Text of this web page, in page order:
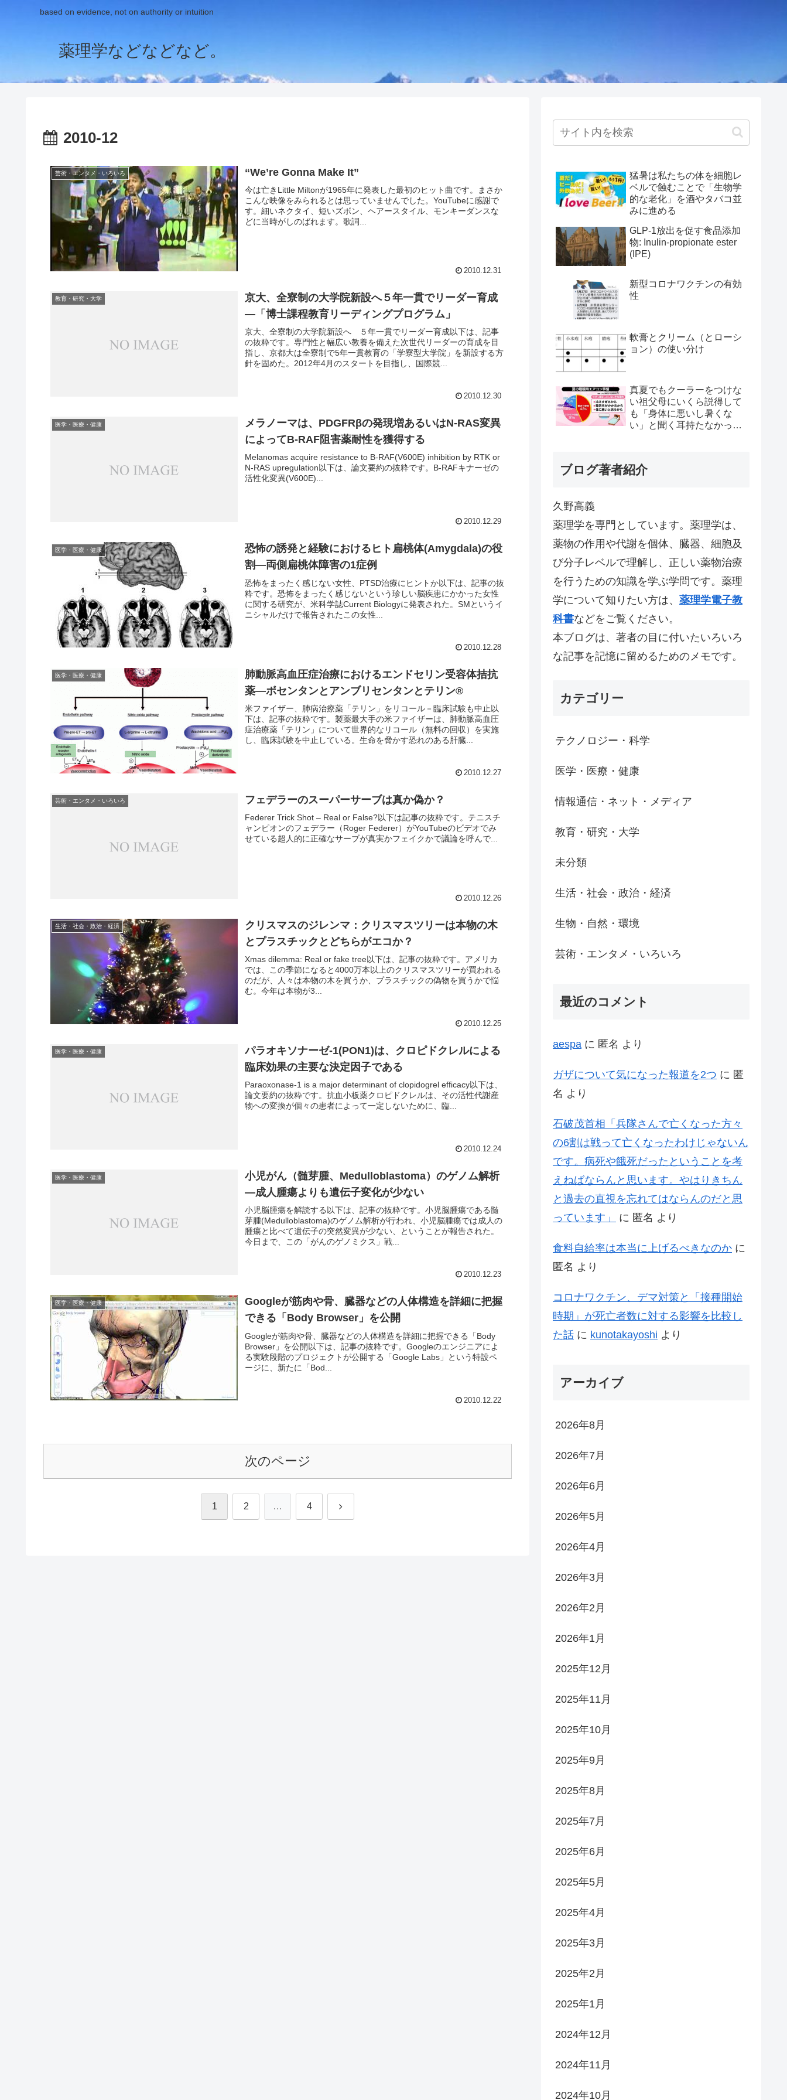
based on evidence, not on authority or intuition
薬理学などなどなど。
2010-12
芸術・エンタメ・いろいろ “We’re Gonna Make It”
今は亡きLittle Miltonが1965年に発表した最初のヒット曲です。まさか
こんな映像をみられるとは思っていませんでした。YouTubeに感謝で
す。細いネクタイ、短いズボン、ヘアースタイル、モンキーダンスな
どに当時がしのばれます。歌詞...
2010.12.31
教育・研究・大学
京大、全寮制の大学院新設へ５年一貫でリーダー育成
―「博士課程教育リーディングプログラム」
京大、全寮制の大学院新設へ ５年一貫でリーダー育成以下は、記事
の抜粋です。専門性と幅広い教養を備えた次世代リーダーの育成を目
指し、京都大は全寮制で5年一貫教育の「学寮型大学院」を新設する方
針を固めた。2012年4月のスタートを目指し、国際競...
2010.12.30
医学・医療・健康
メラノーマは、PDGFRβの発現増あるいはN-RAS変異
によってB-RAF阻害薬耐性を獲得する
Melanomas acquire resistance to B-RAF(V600E) inhibition by RTK or
N-RAS upregulation以下は、論文要約の抜粋です。B-RAFキナーゼの
活性化変異(V600E)...
2010.12.29
医学・医療・健康
恐怖の誘発と経験におけるヒト扁桃体(Amygdala)の役
割―両側扁桃体障害の1症例
恐怖をまったく感じない女性、PTSD治療にヒントか以下は、記事の抜
粋です。恐怖をまったく感じないという珍しい脳疾患にかかった女性
に関する研究が、米科学誌Current Biologyに発表された。SMというイ
ニシャルだけで報告されたこの女性...
2010.12.28
医学・医療・健康
肺動脈高血圧症治療におけるエンドセリン受容体拮抗
薬―ボセンタンとアンブリセンタンとテリン®
米ファイザー、肺病治療薬「テリン」をリコール－臨床試験も中止以
下は、記事の抜粋です。製薬最大手の米ファイザーは、肺動脈高血圧
症治療薬「テリン」について世界的なリコール（無料の回収）を実施
し、臨床試験を中止している。生命を脅かす恐れのある肝臓...
2010.12.27
芸術・エンタメ・いろいろ フェデラーのスーパーサーブは真か偽か？
Federer Trick Shot – Real or False?以下は記事の抜粋です。テニスチ
ャンピオンのフェデラー（Roger Federer）がYouTubeのビデオでみ
せている超人的に正確なサーブが真実かフェイクかで議論を呼んで...
2010.12.26
生活・社会・政治・経済
クリスマスのジレンマ：クリスマスツリーは本物の木
とプラスチックとどちらがエコか？
Xmas dilemma: Real or fake tree以下は、記事の抜粋です。アメリカ
では、この季節になると4000万本以上のクリスマスツリーが買われる
のだが、人々は本物の木を買うか、プラスチックの偽物を買うかで悩
む。今年は本物が3...
2010.12.25
医学・医療・健康
パラオキソナーゼ-1(PON1)は、クロピドクレルによる
臨床効果の主要な決定因子である
Paraoxonase-1 is a major determinant of clopidogrel efficacy以下は、
論文要約の抜粋です。抗血小板薬クロピドクレルは、その活性代謝産
物への変換が個々の患者によって一定しないために、臨...
2010.12.24
医学・医療・健康
小児がん（髄芽腫、Medulloblastoma）のゲノム解析
―成人腫瘍よりも遺伝子変化が少ない
小児脳腫瘍を解読する以下は、記事の抜粋です。小児脳腫瘍である髄
芽腫(Medulloblastoma)のゲノム解析が行われ、小児脳腫瘍では成人の
腫瘍と比べて遺伝子の突然変異が少ない、ということが報告された。
今日まで、この「がんのゲノミクス」戦...
2010.12.23
医学・医療・健康
Googleが筋肉や骨、臓器などの人体構造を詳細に把握
できる「Body Browser」を公開
Googleが筋肉や骨、臓器などの人体構造を詳細に把握できる「Body
Browser」を公開以下は、記事の抜粋です。Googleのエンジニアによ
る実験段階のプロジェクトが公開する「Google Labs」という特設ペ
ージに、新たに「Bod...
2010.12.22
次のページ
1 2 … 4 次
猛暑は私たちの体を細胞レ
ベルで蝕むことで「生物学
的な老化」を酒やタバコ並
みに進める
GLP-1放出を促す食品添加
物: Inulin-propionate ester
(IPE)
新型コロナワクチンの有効
性
軟膏とクリーム（とローシ
ョン）の使い分け
真夏でもクーラーをつけな
い祖父母にいくら説得して
も「身体に悪いし暑くな
い」と聞く耳持たなかった
ブログ著者紹介
久野高義
薬理学を専門としています。薬理学は、
薬物の作用や代謝を個体、臓器、細胞及
び分子レベルで理解し、正しい薬物治療
を行うための知識を学ぶ学問です。薬理
学について知りたい方は、 薬理学電子教
科書などをご覧ください。
本ブログは、著者の目に付いたいろいろ
な記事を記憶に留めるためのメモです。
カテゴリー
テクノロジー・科学
医学・医療・健康
情報通信・ネット・メディア
教育・研究・大学
未分類
生活・社会・政治・経済
生物・自然・環境
芸術・エンタメ・いろいろ
最近のコメント
aespa に 匿名 より
ガザについて気になった報道を2つ に 匿
名 より
石破茂首相「兵隊さんで亡くなった方々
の6割は戦って亡くなったわけじゃないん
です。病死や餓死だったということを考
えねばならんと思います。やはりきちん
と過去の直視を忘れてはならんのだと思
っています」
に 匿名 より
食料自給率は本当に上げるべきなのか に
匿名 より
コロナワクチン、デマ対策と「接種開始
時期」が死亡者数に対する影響を比較し
た話 に kunotakayoshi より
アーカイブ
2026年8月
2026年7月
2026年6月
2026年5月
2026年4月
2026年3月
2026年2月
2026年1月
2025年12月
2025年11月
2025年10月
2025年9月
2025年8月
2025年7月
2025年6月
2025年5月
2025年4月
2025年3月
2025年2月
2025年1月
2024年12月
2024年11月
2024年10月